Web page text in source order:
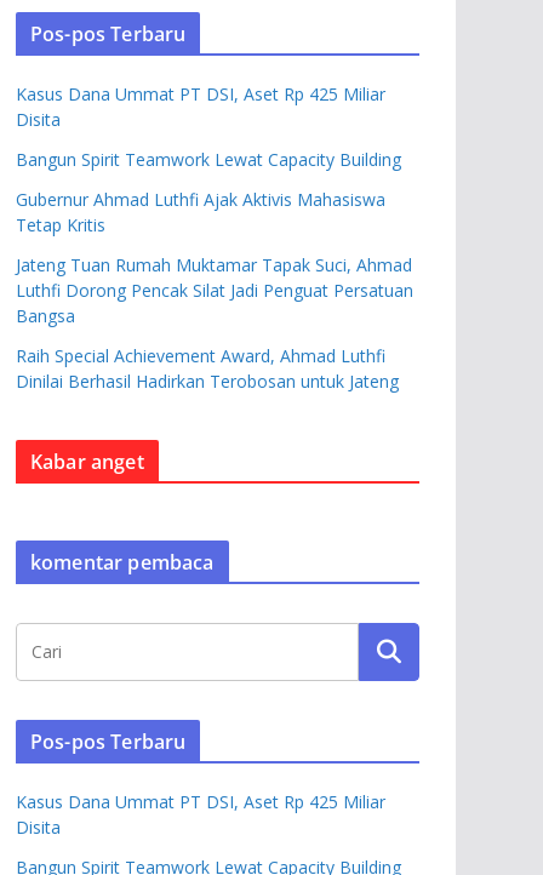
Pos-pos Terbaru
Kasus Dana Ummat PT DSI, Aset Rp 425 Miliar
Disita
Bangun Spirit Teamwork Lewat Capacity Building
Gubernur Ahmad Luthfi Ajak Aktivis Mahasiswa
Tetap Kritis
Jateng Tuan Rumah Muktamar Tapak Suci, Ahmad
Luthfi Dorong Pencak Silat Jadi Penguat Persatuan
Bangsa
Raih Special Achievement Award, Ahmad Luthfi
Dinilai Berhasil Hadirkan Terobosan untuk Jateng
Kabar anget
komentar pembaca
Pos-pos Terbaru
Kasus Dana Ummat PT DSI, Aset Rp 425 Miliar
Disita
Bangun Spirit Teamwork Lewat Capacity Building